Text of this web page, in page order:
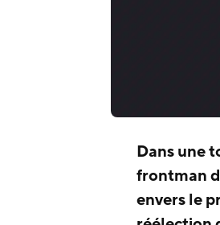
Dans une
frontman
envers le